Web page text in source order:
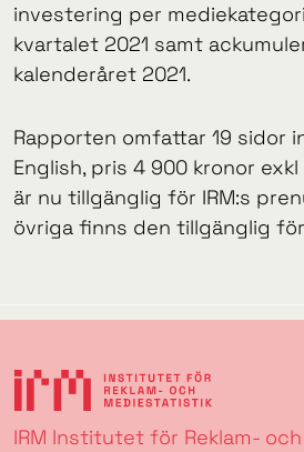
investering per
kvartalet 2021 samt
kalenderåret 2021.
Rapporten omfattar 19 sidor
English, pris 4 900 kronor
är nu tillgänglig för IRM:s
övriga finns den tillgänglig
IRM Institutet för Reklam-